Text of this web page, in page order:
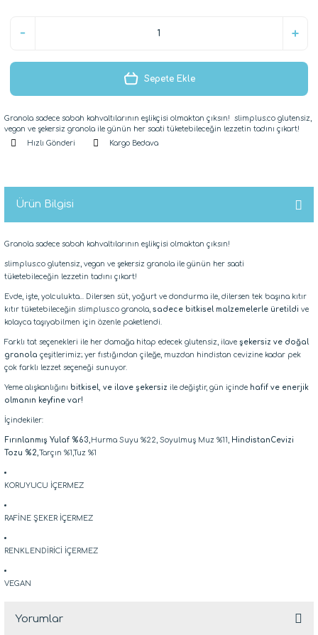
Sepete Ekle
Granola sadece sabah kahvaltılarının eşlikçisi olmaktan çıksın! slimplus.co glutensiz,
vegan ve şekersiz granola ile günün her saati tüketebileceğin lezzetin tadını çıkart!
Hızlı Gönderi
Kargo Bedava
Ürün Bilgisi
Granola sadece sabah kahvaltılarının eşlikçisi olmaktan çıksın!
slimplus.co glutensiz, vegan ve şekersiz granola ile günün her saati
tüketebileceğin lezzetin tadını çıkart!
Evde, işte, yolculukta... Dilersen süt, yoğurt ve dondurma ile, dilersen tek başına kıtır
kıtır tüketebileceğin slimplus.co granola, sadece bitkisel malzemelerle üretildi ve
kolayca taşıyabilmen için özenle paketlendi.
Farklı tat seçenekleri ile her damağa hitap edecek glutensiz, ilave şekersiz ve doğal
granola çeşitlerimiz; yer fıstığından çileğe, muzdan hindistan cevizine kadar pek
çok farklı lezzet seçeneği sunuyor.
Yeme alışkanlığını bitkisel, ve ilave şekersiz ile değiştir, gün içinde hafif ve enerjik
olmanın keyfine var!
İçindekiler:
Fırınlanmış Yulaf %63, Hurma Suyu %22, Soyulmuş Muz %11,
HindistanCevizi
Tozu %2, Tarçın %1,Tuz %1
KORUYUCU İÇERMEZ
RAFİNE ŞEKER İÇERMEZ
RENKLENDİRİCİ İÇERMEZ
VEGAN
Yorumlar